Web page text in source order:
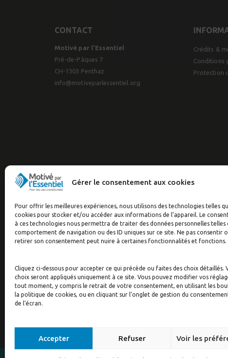
Gérer le consentement aux cookies
Pour offrir les meilleures expériences, nous utilisons des technologies telles
cookies pour stocker et/ou accéder aux informations de l’appareil. Le
à ces technologies nous permettra de traiter des données personnelles telles
comportement de navigation ou des ID uniques sur ce site. Ne pas consentir
retirer son consentement peut nuire à certaines fonctionnalités et fonctions.
Cliquez ci-dessous pour accepter ce qui précède ou faites des choix détaillés.
choix seront appliqués uniquement à ce site. Vous pouvez modifier vos
tout moment, y compris le retrait de votre consentement, en utilisant les
la politique de cookies, ou en cliquant sur l’onglet de gestion du
de l’écran.
Accepter Refuser Voir les
CONTACT
Motivé par l’Essentiel
Pré-de-Pâques 7
CH-1303 Penthaz
info@motiveparlessentiel.org
Crédits &
Conditions
Protection